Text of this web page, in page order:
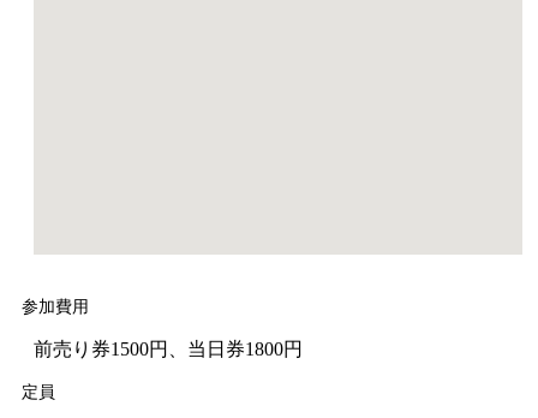
参加費用
前売り券1500円、当日券1800円
定員